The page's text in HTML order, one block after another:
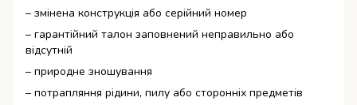
– змінена конструкція або серійний номер
– гарантійний талон заповнений неправильно або
відсутній
– природне зношування
– потрапляння рідини, пилу або сторонніх предметів